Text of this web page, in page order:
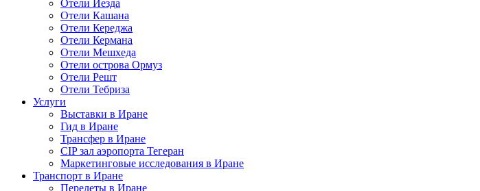
Отели Йезда
Отели Кашана
Отели Кереджа
Отели Кермана
Отели Мешхеда
Отели острова Ормуз
Отели Решт
Отели Тебриза
Услуги
Выставки в Иране
Гид в Иране
Трансфер в Иране
CIP зал аэропорта Тегеран
Маркетинговые исследования в Иране
Транспорт в Иране
Перелеты в Иране